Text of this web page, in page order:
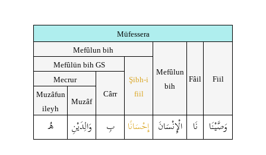
Müfessera
Mefûlun bih
Mefûlun
bih
Fâil Fiil
Mefûlün bih GS
Şibh-i
fiil
Mecrur
Cârr
Muzâfun
ileyh
Muzâf
هُ وَالِدَيْنِ بِ إِحْسَانًا الْإِنْسَانَ نَا وَصَّيْنَا